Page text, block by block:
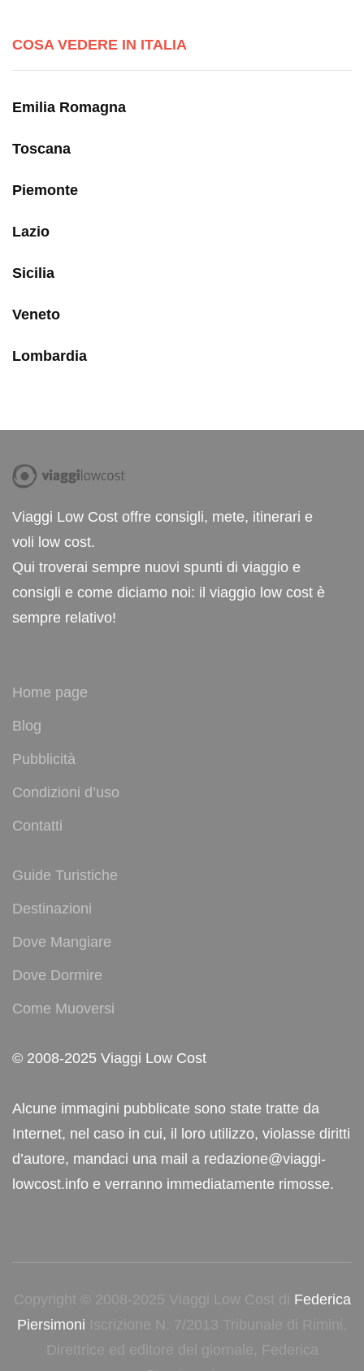
COSA VEDERE IN ITALIA
Emilia Romagna
Toscana
Piemonte
Lazio
Sicilia
Veneto
Lombardia
Viaggi Low Cost offre consigli, mete, itinerari e
voli low cost.
Qui troverai sempre nuovi spunti di viaggio e
consigli e come diciamo noi: il viaggio low cost è
sempre relativo!
Home page
Blog
Pubblicità
Condizioni d’uso
Contatti
Guide Turistiche
Destinazioni
Dove Mangiare
Dove Dormire
Come Muoversi
© 2008-2025 Viaggi Low Cost
Alcune immagini pubblicate sono state tratte da
Internet, nel caso in cui, il loro utilizzo, violasse diritti
d’autore, mandaci una mail a redazione@viaggi-
lowcost.info e verranno immediatamente rimosse.
Copyright © 2008-2025 Viaggi Low Cost di Federica
Piersimoni Iscrizione N. 7/2013 Tribunale di Rimini.
Direttrice ed editore del giornale, Federica